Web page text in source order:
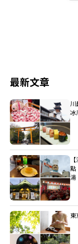
最新文章
川
冰
點
湯
東